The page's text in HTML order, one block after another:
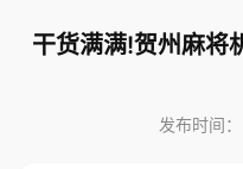
干货满满!贺州麻将
发布时间